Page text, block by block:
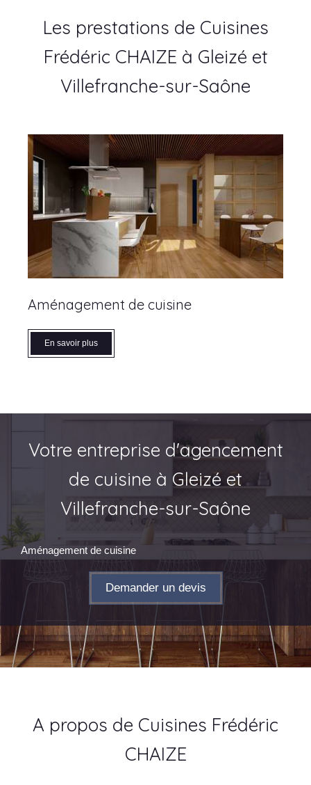
Les prestations de Cuisines
Frédéric CHAIZE à Gleizé et
Villefranche-sur-Saône
Aménagement de cuisine
En savoir plus
Votre entreprise d'agencement
de cuisine à Gleizé et
Villefranche-sur-Saône
Aménagement de cuisine
Demander un devis
A propos de Cuisines Frédéric
CHAIZE